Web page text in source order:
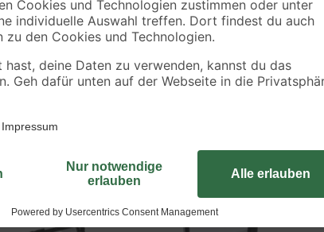
Warte nicht länger - hol dir deine neue